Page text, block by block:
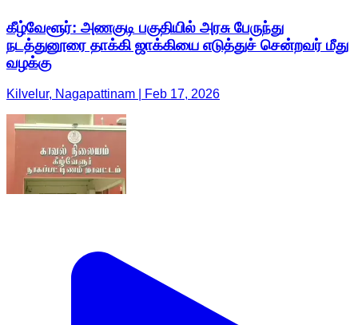
கீழ்வேளூர்: அணகுடி பகுதியில் அரசு பேருந்து
நடத்துனூரை தாக்கி ஜாக்கியை எடுத்துச் சென்றவர் மீது
வழக்கு
Kilvelur, Nagapattinam | Feb 17, 2026